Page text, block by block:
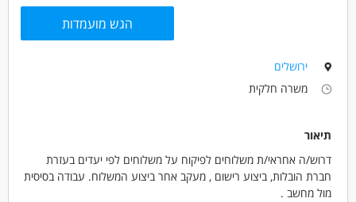
הגש מועמדות
ירושלים
משרה חלקית
תיאור
דרוש/ה אחראי/ת משלוחים לפיקוח על משלוחים לפי יעדים בעזרת
חברת הובלות, ביצוע רישום , מעקב אחר ביצוע המשלוח. עבודה בסיסית
מול מחשב .